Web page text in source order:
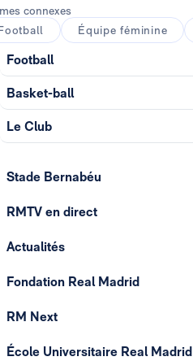
connexes
Équipe féminine
Football
Basket-ball
Le Club
Stade Bernabéu
RMTV en direct
Actualités
Fondation Real Madrid
RM Next
École Universitaire Real Madrid